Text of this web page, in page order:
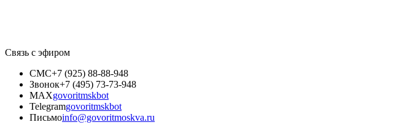
Связь с эфиром
СМС+7 (925) 88-88-948
Звонок+7 (495) 73-73-948
MAXgovoritmskbot
Telegramgovoritmskbot
Письмоinfo@govoritmoskva.ru